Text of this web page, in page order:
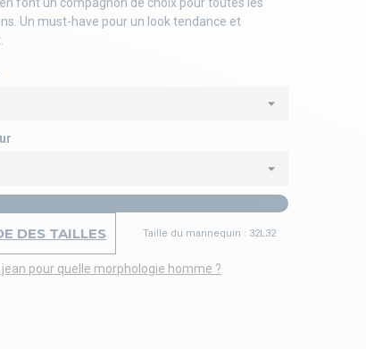
font un compagnon de choix pour toutes les
Un must-have pour un look tendance et
DES TAILLES Taille du mannequin : 32L32
jean pour quelle morphologie homme ?